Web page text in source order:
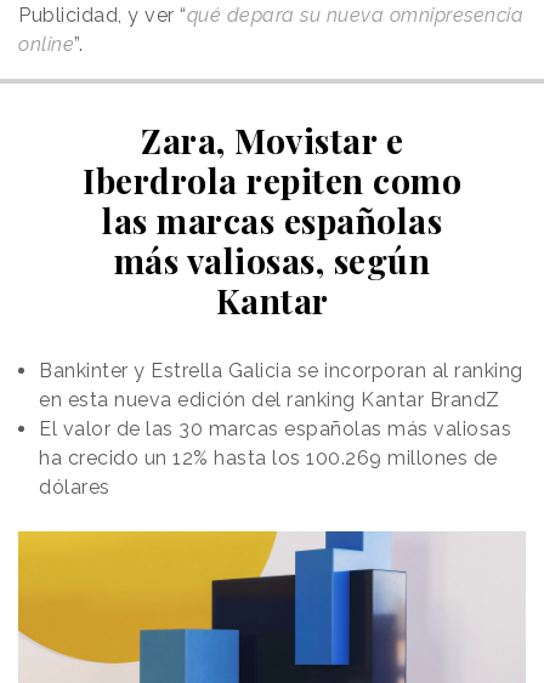
Publicidad, y ver “qué depara su nueva omnipresencia
online”.
Zara, Movistar e
Iberdrola repiten como
las marcas españolas
más valiosas, según
Kantar
Bankinter y Estrella Galicia se incorporan al ranking
en esta nueva edición del ranking Kantar BrandZ
El valor de las 30 marcas españolas más valiosas
ha crecido un 12% hasta los 100.269 millones de
dólares